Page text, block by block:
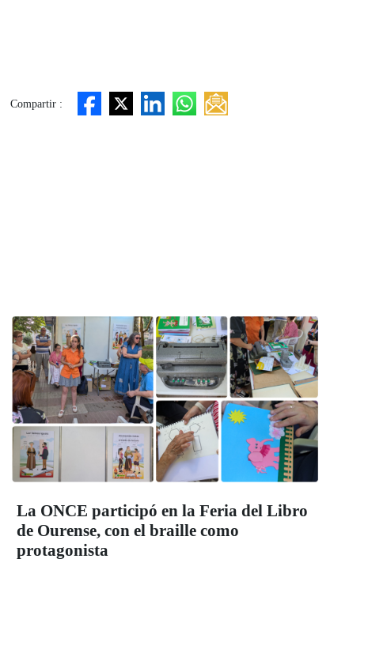
Compartir :
La ONCE participó en la Feria del Libro
de Ourense, con el braille como
protagonista